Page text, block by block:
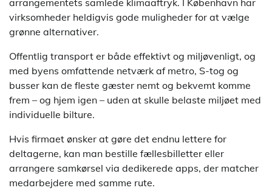
arrangementets samlede klimaaftryk. I København har
virksomheder heldigvis gode muligheder for at vælge
grønne alternativer.
Offentlig transport er både effektivt og miljøvenligt, og
med byens omfattende netværk af metro, S-tog og
busser kan de fleste gæster nemt og bekvemt komme
frem – og hjem igen – uden at skulle belaste miljøet med
individuelle bilture.
Hvis firmaet ønsker at gøre det endnu lettere for
deltagerne, kan man bestille fællesbilletter eller
arrangere samkørsel via dedikerede apps, der matcher
medarbejdere med samme rute.